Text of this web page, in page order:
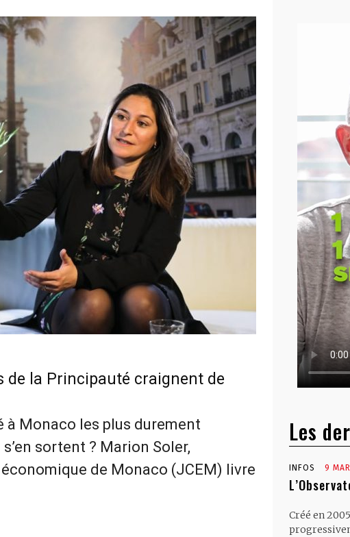
la Principauté craignent de
à Monaco les plus durement
sortent ? Marion Soler,
de Monaco (JCEM) livre
Les
INFOS 9
Créé en